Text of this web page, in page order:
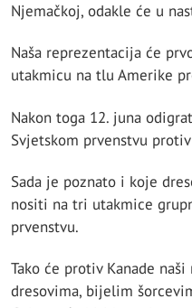
Njemačkoj, odakle će u
Naša reprezentacija će
utakmicu na tlu Amerike
Nakon toga 12. juna
Svjetskom prvenstvu
Sada je poznato i koje
nositi na tri utakmice
prvenstvu.
Tako će protiv Kanade
dresovima, bijelim